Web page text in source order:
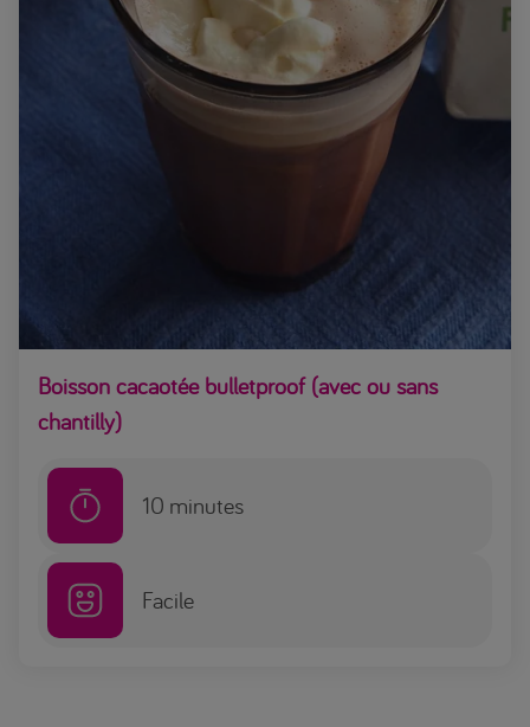
Boisson cacaotée bulletproof (avec ou sans
chantilly)
10 minutes
Facile